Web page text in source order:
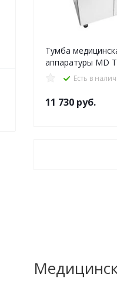
Тумба
аппаратуры MD
Есть в
11 730 руб.